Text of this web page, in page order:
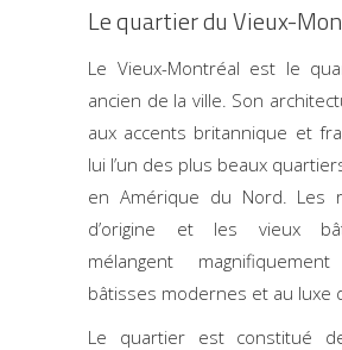
Le quartier du Vieux-
Le Vieux-Montréal est le
ancien de la ville. Son
aux accents britannique et
lui l’un des plus beaux
en Amérique du Nord. Les
d’origine et les vieux
mélangent
bâtisses modernes et au luxe
Le quartier est constitué